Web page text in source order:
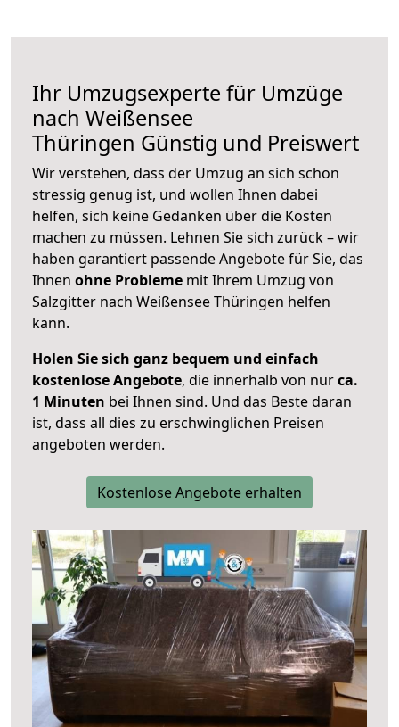
Ihr Umzugsexperte für Umzüge
nach Weißensee
Thüringen Günstig und Preiswert
Wir verstehen, dass der Umzug an sich schon
stressig genug ist, und wollen Ihnen dabei
helfen, sich keine Gedanken über die Kosten
machen zu müssen. Lehnen Sie sich zurück – wir
haben garantiert passende Angebote für Sie, das
Ihnen ohne Probleme mit Ihrem Umzug von
Salzgitter nach Weißensee Thüringen helfen
kann.
Holen Sie sich ganz bequem und einfach
kostenlose Angebote, die innerhalb von nurca.
1 Minuten bei Ihnen sind. Und das Beste daran
ist, dass all dies zu erschwinglichen Preisen
angeboten werden.
Kostenlose Angebote erhalten